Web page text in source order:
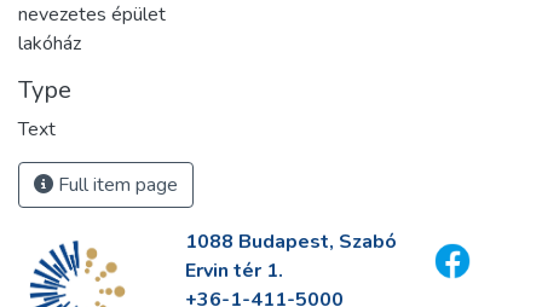
nevezetes épület
lakóház
Type
Text
Full item page
1088 Budapest, Szabó
Ervin tér 1.
+36-1-411-5000